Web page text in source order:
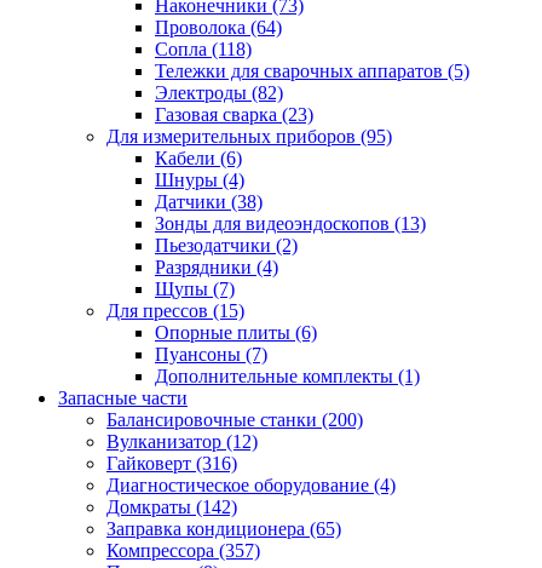
Наконечники (73)
Проволока (64)
Сопла (118)
Тележки для сварочных аппаратов (5)
Электроды (82)
Газовая сварка (23)
Для измерительных приборов (95)
Кабели (6)
Шнуры (4)
Датчики (38)
Зонды для видеоэндоскопов (13)
Пьезодатчики (2)
Разрядники (4)
Щупы (7)
Для прессов (15)
Опорные плиты (6)
Пуансоны (7)
Дополнительные комплекты (1)
Запасные части
Балансировочные станки (200)
Вулканизатор (12)
Гайковерт (316)
Диагностическое оборудование (4)
Домкраты (142)
Заправка кондиционера (65)
Компрессора (357)